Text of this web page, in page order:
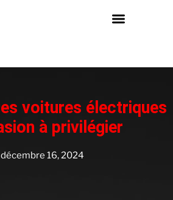
voitures électriques
à privilégier
décembre 16, 2024